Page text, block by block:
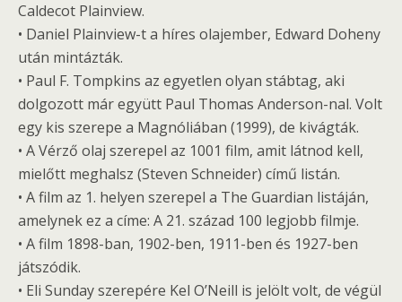
Caldecot Plainview.
• Daniel Plainview-t a híres olajember, Edward Doheny
után mintázták.
• Paul F. Tompkins az egyetlen olyan stábtag, aki
dolgozott már együtt Paul Thomas Anderson-nal. Volt
egy kis szerepe a Magnóliában (1999), de kivágták.
• A Vérző olaj szerepel az 1001 film, amit látnod kell,
mielőtt meghalsz (Steven Schneider) című listán.
• A film az 1. helyen szerepel a The Guardian listáján,
amelynek ez a címe: A 21. század 100 legjobb filmje.
• A film 1898-ban, 1902-ben, 1911-ben és 1927-ben
játszódik.
• Eli Sunday szerepére Kel O’Neill is jelölt volt, de végül